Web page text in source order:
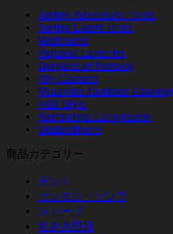
Tentipi Adventure Tents
Tentipi Event Tents
Weltevree
Vapalux Lanterns
Bergans of Norway
Ally Canoes
Muurikka Outdoor Cooking
FIBI Style
Karlskrona Lampfabrik
Stabilotherm
商品カテゴリー
テント
ランタン・ランプ
ストーブ
焚き火用品